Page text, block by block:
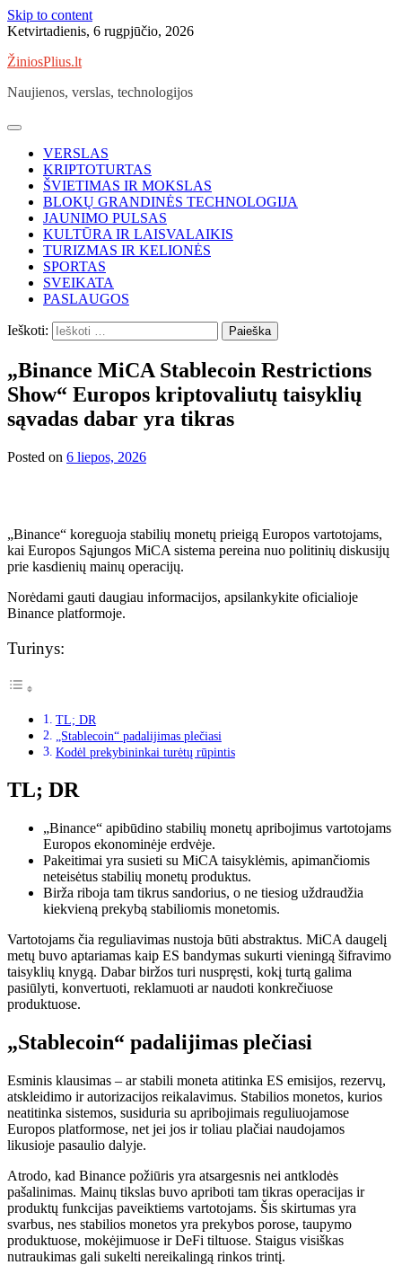
Skip to content
Ketvirtadienis, 6 rugpjūčio, 2026
ŽiniosPlius.lt
Naujienos, verslas, technologijos
VERSLAS
KRIPTOTURTAS
ŠVIETIMAS IR MOKSLAS
BLOKŲ GRANDINĖS TECHNOLOGIJA
JAUNIMO PULSAS
KULTŪRA IR LAISVALAIKIS
TURIZMAS IR KELIONĖS
SPORTAS
SVEIKATA
PASLAUGOS
Ieškoti:
„Binance MiCA Stablecoin Restrictions
Show“ Europos kriptovaliutų taisyklių
sąvadas dabar yra tikras
Posted on 6 liepos, 2026
„Binance“ koreguoja stabilių monetų prieigą Europos vartotojams,
kai Europos Sąjungos MiCA sistema pereina nuo politinių diskusijų
prie kasdienių mainų operacijų.
Norėdami gauti daugiau informacijos, apsilankykite oficialioje
Binance platformoje.
Turinys:
TL; DR
„Stablecoin“ padalijimas plečiasi
Kodėl prekybininkai turėtų rūpintis
TL; DR
„Binance“ apibūdino stabilių monetų apribojimus vartotojams
Europos ekonominėje erdvėje.
Pakeitimai yra susieti su MiCA taisyklėmis, apimančiomis
neteisėtus stabilių monetų produktus.
Birža riboja tam tikrus sandorius, o ne tiesiog uždraudžia
kiekvieną prekybą stabiliomis monetomis.
Vartotojams čia reguliavimas nustoja būti abstraktus. MiCA daugelį
metų buvo aptariamas kaip ES bandymas sukurti vieningą šifravimo
taisyklių knygą. Dabar biržos turi nuspręsti, kokį turtą galima
pasiūlyti, konvertuoti, reklamuoti ar naudoti konkrečiuose
produktuose.
„Stablecoin“ padalijimas plečiasi
Esminis klausimas – ar stabili moneta atitinka ES emisijos, rezervų,
atskleidimo ir autorizacijos reikalavimus. Stabilios monetos, kurios
neatitinka sistemos, susiduria su apribojimais reguliuojamose
Europos platformose, net jei jos ir toliau plačiai naudojamos
likusioje pasaulio dalyje.
Atrodo, kad Binance požiūris yra atsargesnis nei antklodės
pašalinimas. Mainų tikslas buvo apriboti tam tikras operacijas ir
produktų funkcijas paveiktiems vartotojams. Šis skirtumas yra
svarbus, nes stabilios monetos yra prekybos porose, taupymo
produktuose, mokėjimuose ir DeFi tiltuose. Staigus visiškas
nutraukimas gali sukelti nereikalingą rinkos trintį.